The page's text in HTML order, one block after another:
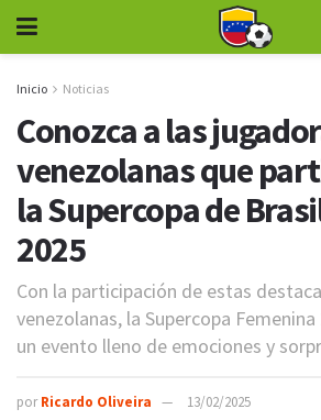
Inicio Noticias
Conozca a las
venezolanas que
la Supercopa de
2025
Con la participación de estas
venezolanas, la Supercopa
un evento lleno de emociones y
por Ricardo Oliveira 13/02/2025